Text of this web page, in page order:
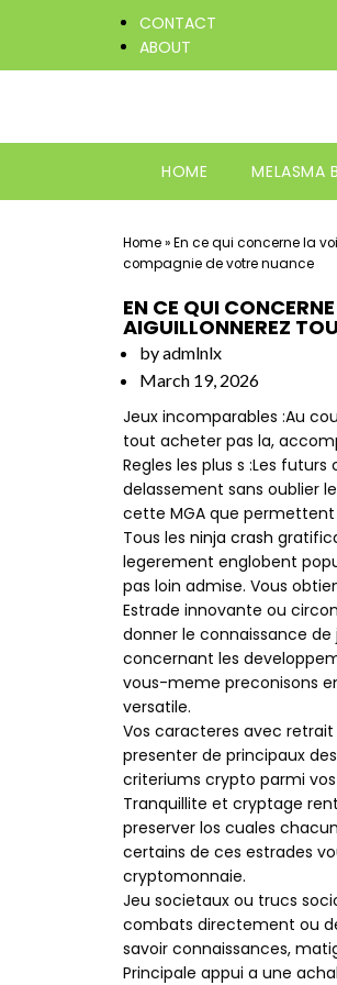
CONTACT
ABOUT
HOME MELASMA
Home»En ce qui concerne la
compagnie de votre nuance
EN CE QUI
AIGUILLONNEREZ
byadmlnlx
March 19, 2026
Jeux incomparables :Au
tout acheter pas la,
Regles les plus s :Les
delassement sans oublier
cette MGA que
Tous les ninja crash
legerement englobent
pas loin admise. Vous
Estrade innovante ou
donner le connaissance
concernant les
vous-meme preconisons
versatile.
Vos caracteres avec
presenter de principaux
criteriums crypto parmi
Tranquillite et cryptage
preserver los cuales
certains de ces estrades
cryptomonnaie.
Jeu societaux ou trucs
combats directement ou
savoir connaissances,
Principale appui a une